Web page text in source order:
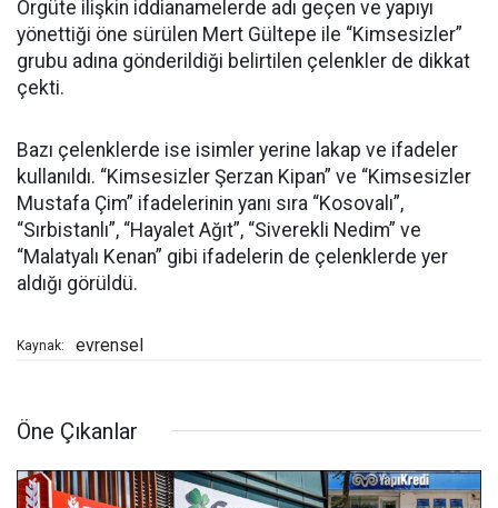
Örgüte ilişkin iddianamelerde adı geçen ve yapıyı
yönettiği öne sürülen Mert Gültepe ile “Kimsesizler”
grubu adına gönderildiği belirtilen çelenkler de dikkat
çekti.
Bazı çelenklerde ise isimler yerine lakap ve ifadeler
kullanıldı. “Kimsesizler Şerzan Kipan” ve “Kimsesizler
Mustafa Çim” ifadelerinin yanı sıra “Kosovalı”,
“Sırbistanlı”, “Hayalet Ağıt”, “Siverekli Nedim” ve
“Malatyalı Kenan” gibi ifadelerin de çelenklerde yer
aldığı görüldü.
Kaynak: evrensel
Öne Çıkanlar